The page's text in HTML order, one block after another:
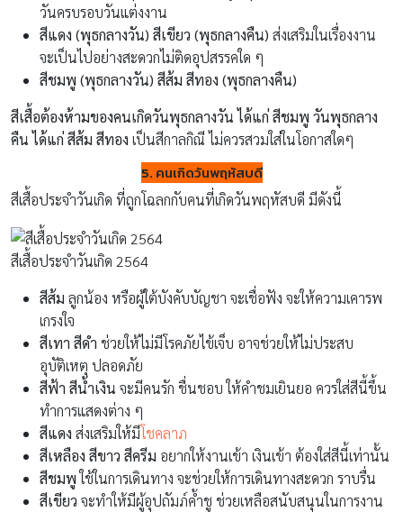
วันครบรอบวันแต่งงาน
สีแดง (พุธกลางวัน) สีเขียว (พุธกลางคืน) ส่งเสริมในเรื่องงาน
จะเป็นไปอย่างสะดวกไม่ติดอุปสรรคใด ๆ
สีชมพู (พุธกลางวัน) สีส้ม สีทอง (พุธกลางคืน)
สีเสื้อต้องห้ามของคนเกิดวันพุธกลางวัน ได้แก่ สีชมพู วันพุธกลาง
คืน ได้แก่ สีส้ม สีทอง เป็นสีกาลกิณี ไม่ควรสวมใส่ในโอกาสใดๆ
5. คนเกิดวันพฤหัสบดี
สีเสื้อประจำวันเกิด ที่ถูกโฉลกกับคนที่เกิดวันพฤหัสบดี มีดังนี้
สีเสื้อประจำวันเกิด 2564
สีส้ม ลูกน้อง หรือผู้ใต้บังคับบัญชา จะเชื่อฟัง จะให้ความเคารพ
เกรงใจ
สีเทา สีดำ ช่วยให้ไม่มีโรคภัยไข้เจ็บ อาจช่วยให้ไม่ประสบ
อุบัติเหตุ ปลอดภัย
สีฟ้า สีน้ำเงิน จะมีคนรัก ชื่นชอบ ให้คำชมเยินยอ ควรใส่สีนี้ขึ้น
ทำการแสดงต่าง ๆ
สีแดง ส่งเสริมให้มีโชคลาภ
สีเหลือง สีขาว สีครีม อยากให้งานเข้า เงินเข้า ต้องใส่สีนี้เท่านั้น
สีชมพูใช้ในการเดินทาง จะช่วยให้การเดินทางสะดวก ราบรื่น
สีเขียว จะทำให้มีผู้อุปถัมภ์ค้ำชู ช่วยเหลือสนับสนุนในการงาน